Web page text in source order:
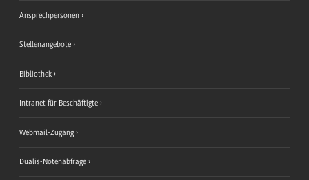
Ansprechpersonen
Stellenangebote
Bibliothek
Intranet für Beschäftigte
Webmail-Zugang
Dualis-Notenabfrage